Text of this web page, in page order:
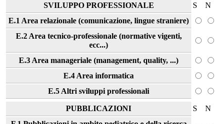
SVILUPPO PROFESSIONALE S
N
E.1 Area relazionale (comunicazione, lingue straniere)
E.2 Area tecnico-professionale (normative vigenti,
ecc...)
E.3 Area manageriale (management, quality, ...)
E.4 Area informatica
E.5 Altri sviluppi professionali
PUBBLICAZIONI S
N